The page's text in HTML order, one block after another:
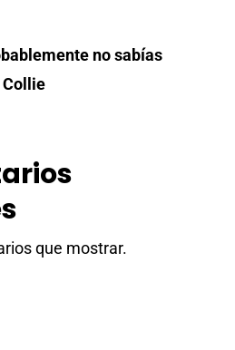
no sabías
Collie
que mostrar.